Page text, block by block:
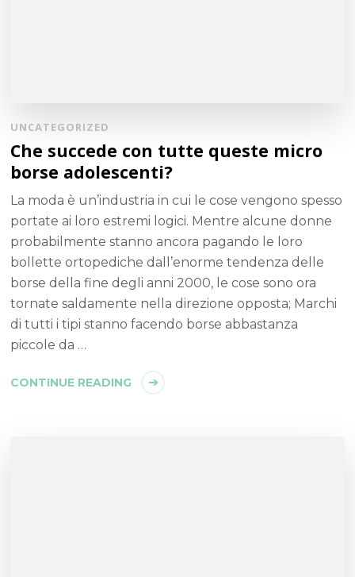
UNCATEGORIZED
Che succede con tutte queste micro
borse adolescenti?
La moda è un’industria in cui le cose vengono spesso
portate ai loro estremi logici. Mentre alcune donne
probabilmente stanno ancora pagando le loro
bollette ortopediche dall’enorme tendenza delle
borse della fine degli anni 2000, le cose sono ora
tornate saldamente nella direzione opposta; Marchi
di tutti i tipi stanno facendo borse abbastanza
piccole da …
CONTINUE READING